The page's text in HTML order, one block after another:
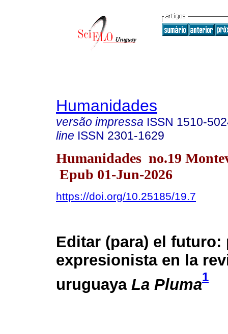
Humanidades
versão impressa ISSN 1510-
line ISSN 2301-1629
Humanidades no.19
Epub 01-Jun-2026
https://doi.org/10.25185/19.7
Editar (para) el futuro:
expresionista en la
uruguaya La Pluma1